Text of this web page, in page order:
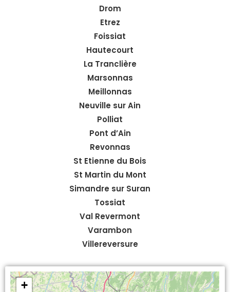
Drom
Etrez
Foissiat
Hautecourt
La Tranclière
Marsonnas
Meillonnas
Neuville sur Ain
Polliat
Pont d’Ain
Revonnas
St Etienne du Bois
St Martin du Mont
Simandre sur Suran
Tossiat
Val Revermont
Varambon
Villereversure
+